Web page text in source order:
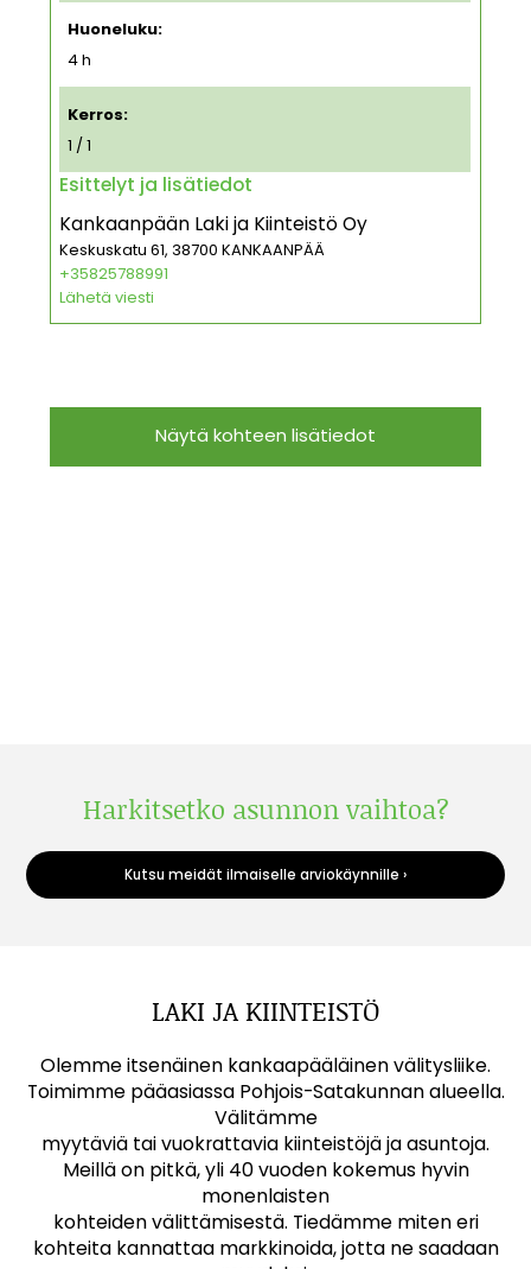
Huoneluku:
4 h
Kerros:
1 / 1
Esittelyt ja lisätiedot
Kankaanpään Laki ja Kiinteistö Oy
Keskuskatu 61, 38700 KANKAANPÄÄ
+35825788991
Lähetä viesti
Näytä kohteen lisätiedot
Harkitsetko asunnon vaihtoa?
Kutsu meidät ilmaiselle arviokäynnille ›
LAKI JA KIINTEISTÖ
Olemme itsenäinen kankaapääläinen välitysliike.
Toimimme pääasiassa Pohjois-Satakunnan alueella.
Välitämme
myytäviä tai vuokrattavia kiinteistöjä ja asuntoja.
Meillä on pitkä, yli 40 vuoden kokemus hyvin
monenlaisten
kohteiden välittämisestä. Tiedämme miten eri
kohteita kannattaa markkinoida, jotta ne saadaan